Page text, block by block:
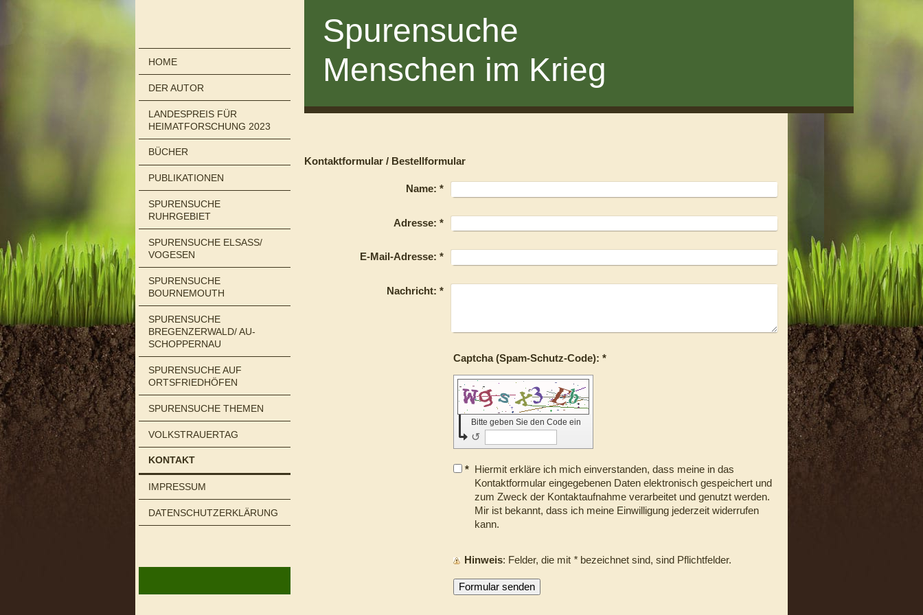
HOME
DER AUTOR
LANDESPREIS FÜR
HEIMATFORSCHUNG 2023
BÜCHER
PUBLIKATIONEN
SPURENSUCHE
RUHRGEBIET
SPURENSUCHE ELSASS/
VOGESEN
SPURENSUCHE
BOURNEMOUTH
SPURENSUCHE
BREGENZERWALD/ AU-
SCHOPPERNAU
SPURENSUCHE AUF
ORTSFRIEDHÖFEN
SPURENSUCHE THEMEN
VOLKSTRAUERTAG
KONTAKT
IMPRESSUM
DATENSCHUTZERKLÄRUNG
Spurensuche
Menschen im Krieg
Kontaktformular / Bestellformular
Name: *
Adresse: *
E-Mail-Adresse: *
Nachricht: *
Captcha (Spam-Schutz-Code): *
Bitte geben Sie den Code ein
↺
* Hiermit erkläre ich mich einverstanden, dass meine in das
Kontaktformular eingegebenen Daten elektronisch gespeichert und
zum Zweck der Kontaktaufnahme verarbeitet und genutzt werden.
Mir ist bekannt, dass ich meine Einwilligung jederzeit widerrufen
kann.
Hinweis : Felder, die mit *bezeichnet sind, sind Pflichtfelder.